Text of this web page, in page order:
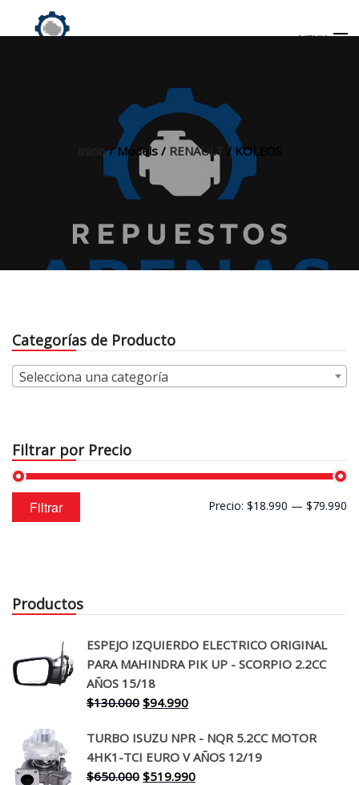
MENU
Inicio/ Models / RENAULT / KOLEOS
Categorías de Producto
Selecciona una categoría
Filtrar por Precio
Precio
mínimo
Precio
máximo
Filtrar Precio: $18.990 — $79.990
Productos
ESPEJO IZQUIERDO ELECTRICO ORIGINAL
PARA MAHINDRA PIK UP - SCORPIO 2.2CC
AÑOS 15/18
$130.000 El
original
era:
$130.000.
$94.990El
actual
es:
$94.990.
TURBO ISUZU NPR - NQR 5.2CC MOTOR
4HK1-TCI EURO V AÑOS 12/19
$650.000 El
$519.990El